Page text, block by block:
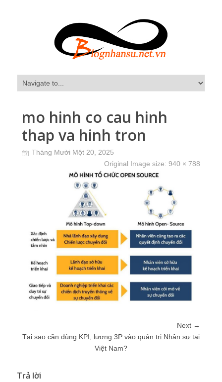
mo hinh co cau hinh
thap va hinh tron
Tháng Mười Một 20, 2025
Original Image size: 940 × 788
Next →
Tại sao cần dùng KPI, lương 3P vào quản trị Nhân sự tại
Việt Nam?
Trả lời